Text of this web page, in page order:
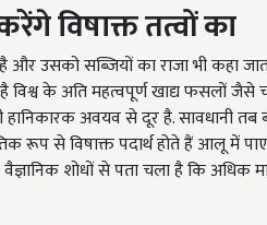
विषाक्त तत्वों का
सब्जियों का राजा भी कहा जाता
विश्व के अति महत्वपूर्ण खाद्य फसलों
हानिकारक अवयव से दूर है.
रूप से विषाक्त पदार्थ होते हैं आलू में
शोधों से पता चला है कि अधिक